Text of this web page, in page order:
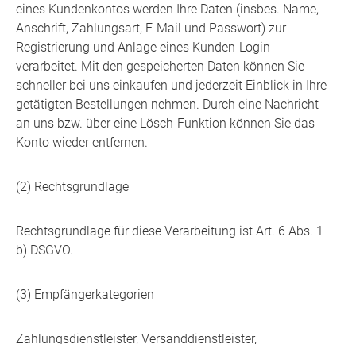
eines Kundenkontos werden Ihre Daten (insbes. Name,
Anschrift, Zahlungsart, E-Mail und Passwort) zur
Registrierung und Anlage eines Kunden-Login
verarbeitet. Mit den gespeicherten Daten können Sie
schneller bei uns einkaufen und jederzeit Einblick in Ihre
getätigten Bestellungen nehmen. Durch eine Nachricht
an uns bzw. über eine Lösch-Funktion können Sie das
Konto wieder entfernen.
(2) Rechtsgrundlage
Rechtsgrundlage für diese Verarbeitung ist Art. 6 Abs. 1
b) DSGVO.
(3) Empfängerkategorien
Zahlungsdienstleister, Versanddienstleister,